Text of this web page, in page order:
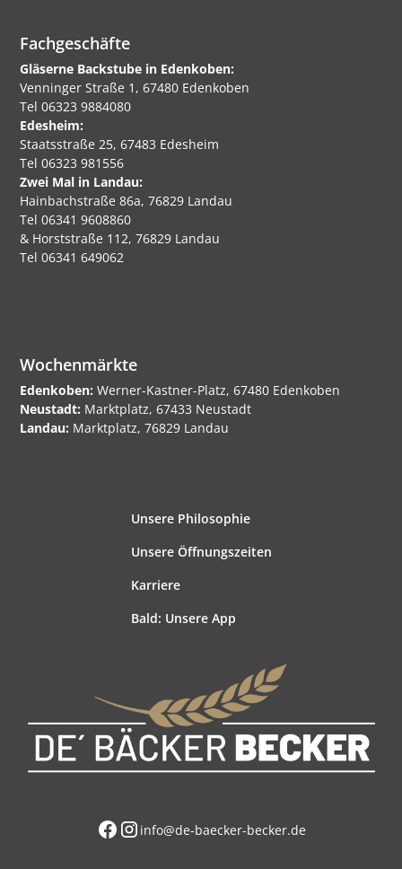
Fachgeschäfte
Gläserne Backstube in Edenkoben:
Venninger Straße 1, 67480 Edenkoben
Tel 06323 9884080
Edesheim:
Staatsstraße 25, 67483 Edesheim
Tel 06323 981556
Zwei Mal in Landau:
Hainbachstraße 86a, 76829 Landau
Tel 06341 9608860
& Horststraße 112, 76829 Landau
Tel 06341 649062
Wochenmärkte
Edenkoben: Werner-Kastner-Platz, 67480 Edenkoben
Neustadt: Marktplatz, 67433 Neustadt
Landau: Marktplatz, 76829 Landau
Unsere Philosophie
Unsere Öffnungszeiten
Karriere
Bald: Unsere App
info@de-baecker-becker.de